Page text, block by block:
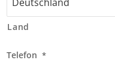
Land
Telefon *